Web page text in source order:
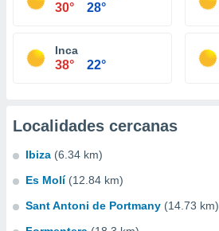
30° 28°
Inca
38° 22°
Localidades cercanas
Ibiza (6.34 km)
Es Molí (12.84 km)
Sant Antoni de Portmany (14.73 km)